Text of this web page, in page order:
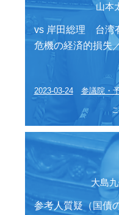
山本
vs 岸田総理 台湾
危機の経済的損失
2023-03-24 参議院・
大島
参考人質疑（国債